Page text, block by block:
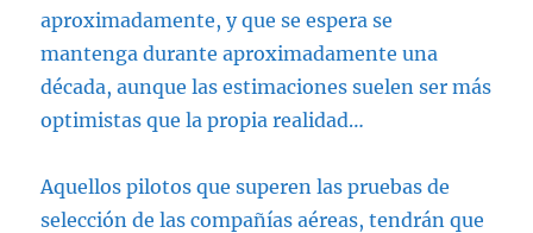
aproximadamente, y que se espera se
mantenga durante aproximadamente una
década, aunque las estimaciones suelen ser más
optimistas que la propia realidad…
Aquellos pilotos que superen las pruebas de
selección de las compañías aéreas, tendrán que